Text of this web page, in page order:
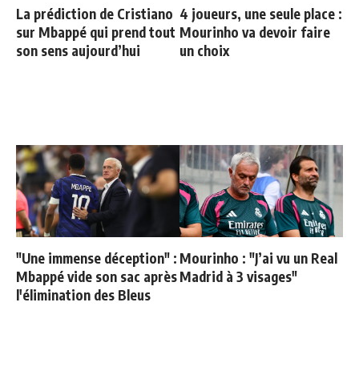
La prédiction de Cristiano
sur Mbappé qui prend tout
son sens aujourd’hui
4 joueurs, une seule place :
Mourinho va devoir faire
un choix
"Une immense déception" :
Mbappé vide son sac après
l'élimination des Bleus
Mourinho : "J’ai vu un Real
Madrid à 3 visages"